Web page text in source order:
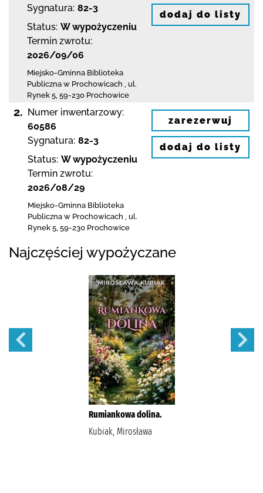
Sygnatura: 82-3
Status: W wypożyczeniu
Termin zwrotu:
2026/09/06
Miejsko-Gminna Biblioteka
Publiczna w Prochowicach
ul.
Rynek 5 59-230 Prochowice
dodaj do listy
2. Numer inwentarzowy:
60586
Sygnatura: 82-3
Status: W wypożyczeniu
Termin zwrotu:
2026/08/29
Miejsko-Gminna Biblioteka
Publiczna w Prochowicach
ul.
Rynek 5 59-230 Prochowice
zarezerwuj
dodaj do listy
Najczęściej wypożyczane
Rumiankowa dolina.
Kubiak, Mirosława